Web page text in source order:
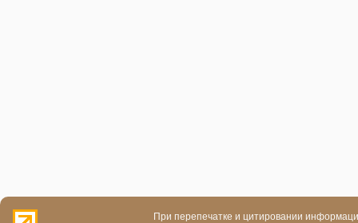
При перепечатке и цитировании